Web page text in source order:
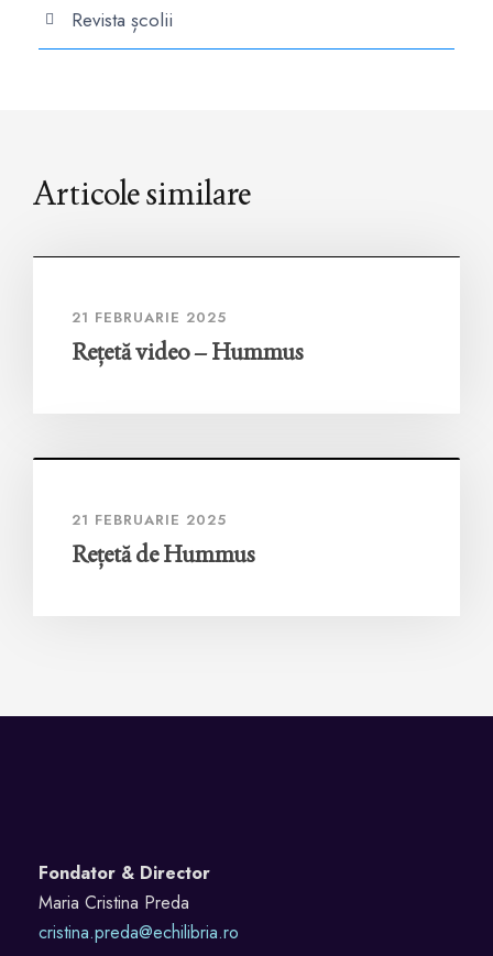
Revista școlii
Articole similare
21 FEBRUARIE 2025
Rețetă video – Hummus
21 FEBRUARIE 2025
Rețetă de Hummus
Fondator & Director
Maria Cristina Preda
cristina.preda@echilibria.ro